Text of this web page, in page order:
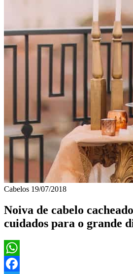
Cabelos 19/07/2018
Noiva de cabelo
cuidados para o grande
WhatsApp